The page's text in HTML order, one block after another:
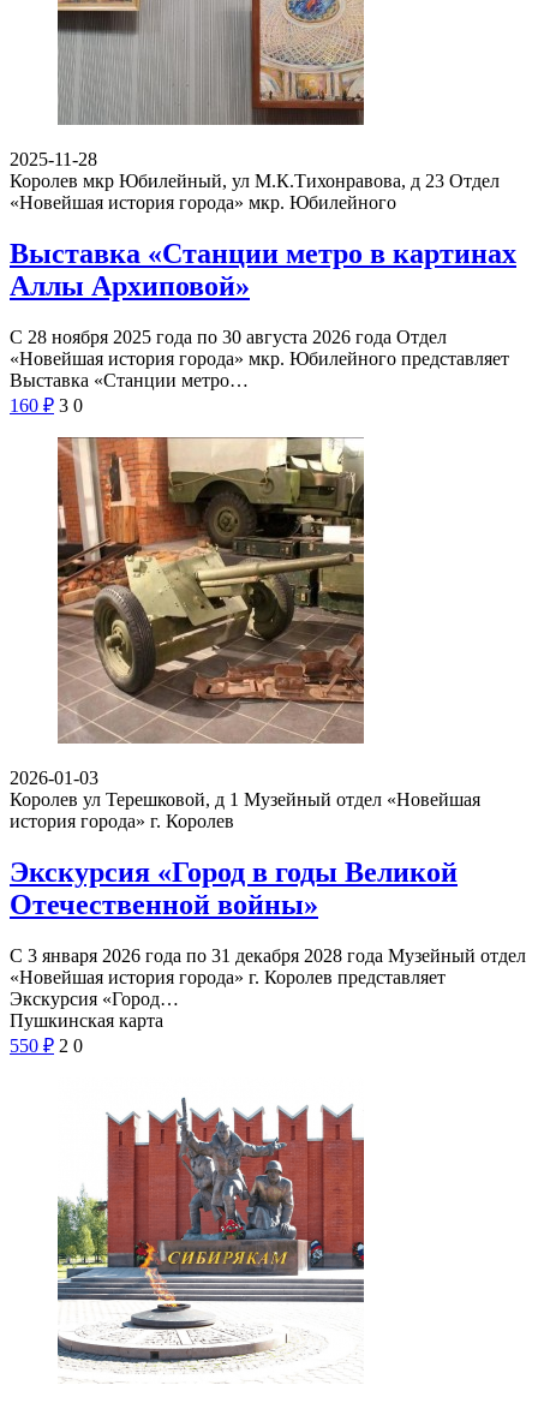
2025-11-28
Королев мкр Юбилейный, ул М.К.Тихонравова, д 23 Отдел
«Новейшая история города» мкр. Юбилейного
Выставка «Станции метро в картинах
Аллы Архиповой»
С 28 ноября 2025 года по 30 августа 2026 года Отдел
«Новейшая история города» мкр. Юбилейного представляет
Выставка «Станции метро…
160 ₽ 3 0
2026-01-03
Королев ул Терешковой, д 1 Музейный отдел «Новейшая
история города» г. Королев
Экскурсия «Город в годы Великой
Отечественной войны»
С 3 января 2026 года по 31 декабря 2028 года Музейный отдел
«Новейшая история города» г. Королев представляет
Экскурсия «Город…
Пушкинская карта
550 ₽ 2 0